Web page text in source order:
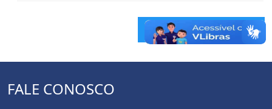
RETORNAR PARA EDITAIS
FALE CONOSCO